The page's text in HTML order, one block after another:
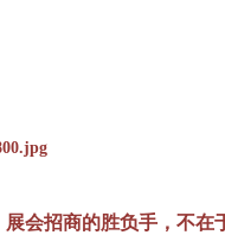
展会招商的胜负手，不